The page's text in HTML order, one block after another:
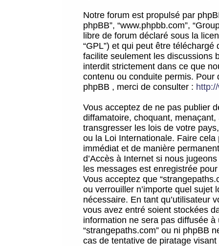
Notre forum est propulsé par
phpBB”, “www.phpbb.com”,
libre de forum déclaré sous la
“GPL”) et qui peut être téléchargé
facilite seulement les discussions
interdit strictement dans ce que
contenu ou conduite permis.
phpBB , merci de consulter :
Vous acceptez de ne pas publier
diffamatoire, choquant,
transgresser les lois de votre
ou la Loi Internationale. Faire
immédiat et de manière
d’Accès à Internet si nous
les messages est enregistrée
Vous acceptez que
ou verrouiller n’importe quel sujet
nécessaire. En tant qu’utilisateur
vous avez entré soient stockées
information ne sera pas diffusée
“strangepaths.com” ou ni phpBB
cas de tentative de piratage